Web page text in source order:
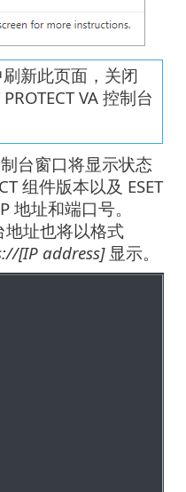
新此页面，关闭
VA 控制台
制台窗口将显示状态
组件版本以及 ESET
地址和端口号。
地址也将以格式
[IP address]显示。